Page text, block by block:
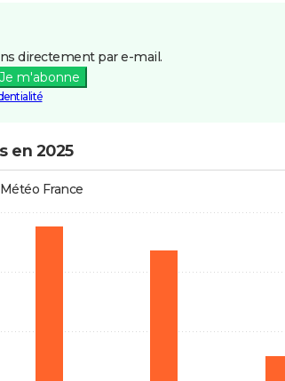
directement par e-mail.
Je m'abonne
en 2025
France